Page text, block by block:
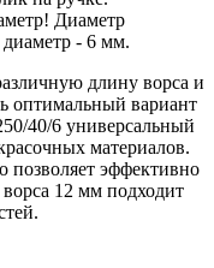
Диаметр
- 6 мм.
длину ворса и
оптимальный вариант
40/6 универсальный
материалов.
позволяет эффективно
12 мм подходит